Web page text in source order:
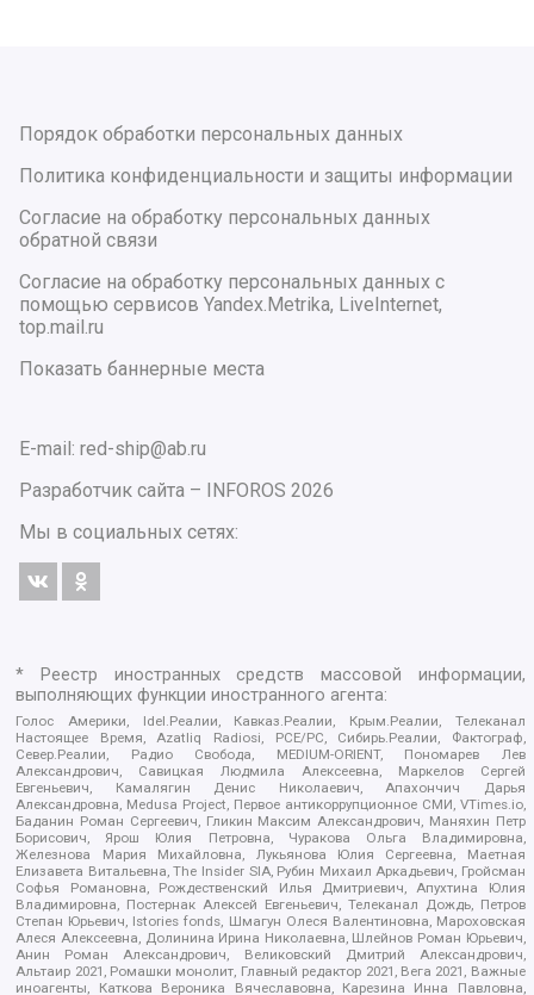
Порядок обработки персональных данных
Политика конфиденциальности и защиты информации
Согласие на обработку персональных данных
обратной связи
Согласие на обработку персональных данных с
помощью сервисов Yandex.Metrika, LiveInternet,
top.mail.ru
Показать баннерные места
E-mail: red-ship@ab.ru
Разработчик сайта –
INFOROS 2026
Мы в социальных сетях:
* Реестр иностранных средств массовой информации,
выполняющих функции иностранного агента:
Голос Америки, Idel.Реалии, Кавказ.Реалии, Крым.Реалии, Телеканал
Настоящее Время, Azatliq Radiosi, PCE/PC, Сибирь.Реалии, Фактограф,
Север.Реалии, Радио Свобода, MEDIUM-ORIENT, Пономарев Лев
Александрович, Савицкая Людмила Алексеевна, Маркелов Сергей
Евгеньевич, Камалягин Денис Николаевич, Апахончич Дарья
Александровна, Medusa Project, Первое антикоррупционное СМИ, VTimes.io,
Баданин Роман Сергеевич, Гликин Максим Александрович, Маняхин Петр
Борисович, Ярош Юлия Петровна, Чуракова Ольга Владимировна,
Железнова Мария Михайловна, Лукьянова Юлия Сергеевна, Маетная
Елизавета Витальевна, The Insider SIA, Рубин Михаил Аркадьевич, Гройсман
Софья Романовна, Рождественский Илья Дмитриевич, Апухтина Юлия
Владимировна, Постернак Алексей Евгеньевич, Телеканал Дождь, Петров
Степан Юрьевич, Istories fonds, Шмагун Олеся Валентиновна, Мароховская
Алеся Алексеевна, Долинина Ирина Николаевна, Шлейнов Роман Юрьевич,
Анин Роман Александрович, Великовский Дмитрий Александрович,
Альтаир 2021, Ромашки монолит, Главный редактор 2021, Вега 2021, Важные
иноагенты, Каткова Вероника Вячеславовна, Карезина Инна Павловна,